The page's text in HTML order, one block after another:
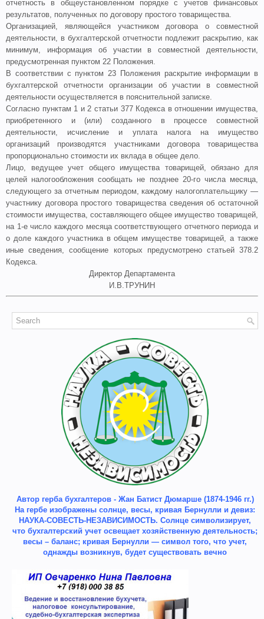
отчетность в общеустановленном порядке с учетов финансовых
результатов, полученных по договору простого товарищества.
Организацией, являющейся участником договора о совместной
деятельности, в бухгалтерской отчетности подлежит раскрытию, как
минимум, информация об участии в совместной деятельности,
предусмотренная пунктом 22 Положения.
В соответствии с пунктом 23 Положения раскрытие информации в
бухгалтерской отчетности организации об участии в совместной
деятельности осуществляется в пояснительной записке.
Согласно пунктам 1 и2 статьи 377Кодекса в отношении имущества,
приобретенного и (или) созданного в процессе совместной
деятельности, исчисление и уплата налога на имущество
организаций производятся участниками договора товарищества
пропорционально стоимости их вклада в общее дело.
Лицо, ведущее учет общего имущества товарищей, обязано для
целей налогообложения сообщать не позднее 20-го числа месяца,
следующего за отчетным периодом, каждому налогоплательщику —
участнику договора простого товарищества сведения об остаточной
стоимости имущества, составляющего общее имущество товарищей,
на 1-е число каждого месяца соответствующего отчетного периода и
о доле каждого участника в общем имуществе товарищей, а также
иные сведения, сообщение которых предусмотрено статьей 378.2
Кодекса.
Директор Департамента
И.В.ТРУНИН
Автор герба бухгалтеров - Жан Батист Дюмарше (1874-1946 гг.)
На гербе изображены солнце, весы, кривая Бернулли и девиз:
НАУКА-СОВЕСТЬ-НЕЗАВИСИМОСТЬ. Солнце символизирует,
что бухгалтерский учет освещает хозяйственную деятельность;
весы – баланс; кривая Бернулли — символ того, что учет,
однажды возникнув, будет существовать вечно